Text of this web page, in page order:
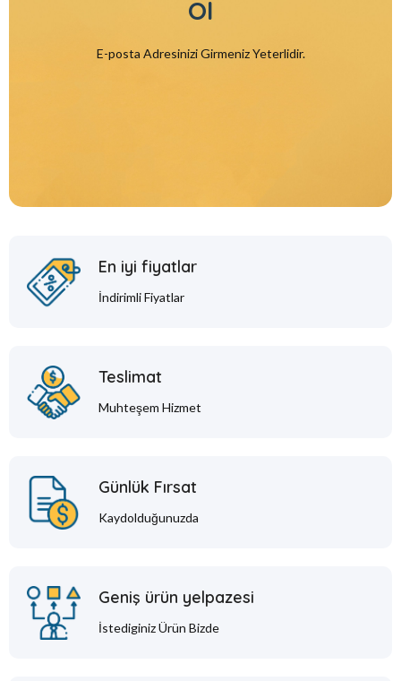
Ol
E-posta Adresinizi Girmeniz Yeterlidir.
En iyi fiyatlar
İndirimli Fiyatlar
Teslimat
Muhteşem Hizmet
Günlük Fırsat
Kaydolduğunuzda
Geniş ürün yelpazesi
İstediginiz Ürün Bizde